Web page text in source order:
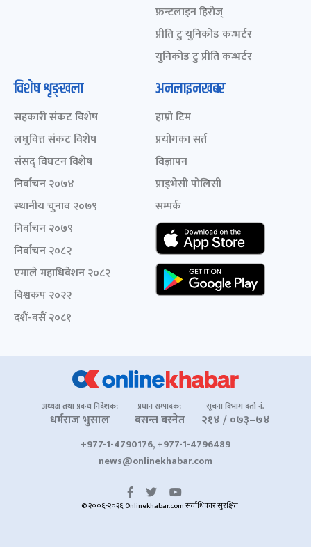
फ्रन्टलाइन हिरोज्
प्रीति टु युनिकोड कन्भर्टर
युनिकोड टु प्रीति कन्भर्टर
विशेष शृङ्खला
सहकारी संकट विशेष
लघुवित्त संकट विशेष
संसद् विघटन विशेष
निर्वाचन २०७४
स्थानीय चुनाव २०७९
निर्वाचन २०७९
निर्वाचन २०८२
एमाले महाधिवेशन २०८२
विश्वकप २०२२
दशैं-बसैं २०८१
अनलाइनखबर
हाम्रो टिम
प्रयोगका सर्त
विज्ञापन
प्राइभेसी पोलिसी
सम्पर्क
अध्यक्ष तथा प्रबन्ध निर्देशक:
धर्मराज भुसाल
प्रधान सम्पादक:
बसन्त बस्नेत
सूचना विभाग दर्ता नं.
२१४ / ०७३–७४
+977-1-4790176, +977-1-4796489
news@onlinekhabar.com
© २००६-२०२६ Onlinekhabar.com सर्वाधिकार सुरक्षित